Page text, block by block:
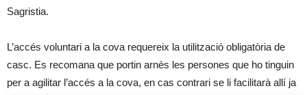
Sagristia.
L’accés voluntari a la cova requereix la utilització obligatòria de
casc. Es recomana que portin arnès les persones que ho tinguin
per a agilitar l’accés a la cova, en cas contrari se li facilitarà allí ja